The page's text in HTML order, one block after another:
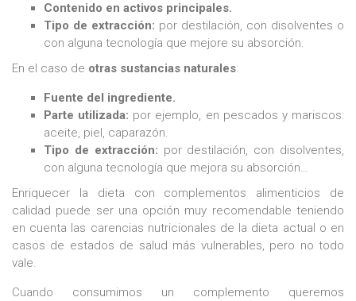
Contenido en activos principales.
Tipo de extracción: por destilación, con disolventes o
con alguna tecnología que mejore su absorción.
En el caso de otras sustancias naturales:
Fuente del ingrediente.
Parte utilizada: por ejemplo, en pescados y mariscos:
aceite, piel, caparazón.
Tipo de extracción: por destilación, con disolventes,
con alguna tecnología que mejora su absorción…
Enriquecer la dieta con complementos alimenticios de
calidad puede ser una opción muy recomendable teniendo
en cuenta las carencias nutricionales de la dieta actual o en
casos de estados de salud más vulnerables, pero no todo
vale.
Cuando consumimos un complemento queremos